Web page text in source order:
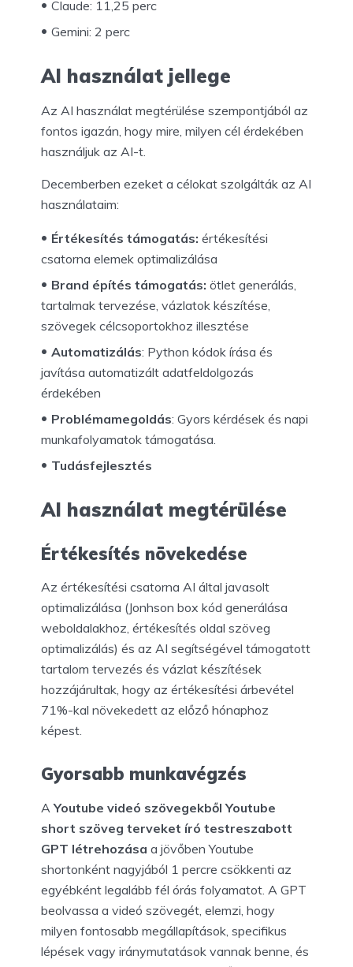
Claude: 11,25 perc
Gemini: 2 perc
AI használat jellege
Az AI használat megtérülése szempontjából az
fontos igazán, hogy mire, milyen cél érdekében
használjuk az AI-t.
Decemberben ezeket a célokat szolgálták az AI
használataim:
Értékesítés támogatás: értékesítési
csatorna elemek optimalizálása
Brand építés támogatás: ötlet generálás,
tartalmak tervezése, vázlatok készítése,
szövegek célcsoportokhoz illesztése
Automatizálás: Python kódok írása és
javítása automatizált adatfeldolgozás
érdekében
Problémamegoldás: Gyors kérdések és napi
munkafolyamatok támogatása.
Tudásfejlesztés
AI használat megtérülése
Értékesítés növekedése
Az értékesítési csatorna AI által javasolt
optimalizálása (Jonhson box kód generálása
weboldalakhoz, értékesítés oldal szöveg
optimalizálás) és az AI segítségével támogatott
tartalom tervezés és vázlat készítések
hozzájárultak, hogy az értékesítési árbevétel
71%-kal növekedett az előző hónaphoz
képest.
Gyorsabb munkavégzés
AYoutube videó szövegekből Youtube
short szöveg terveket író testreszabott
GPT létrehozása a jövőben Youtube
shortonként nagyjából 1 percre csökkenti az
egyébként legalább fél órás folyamatot. A GPT
beolvassa a videó szövegét, elemzi, hogy
milyen fontosabb megállapítások, specifikus
lépések vagy iránymutatások vannak benne, és